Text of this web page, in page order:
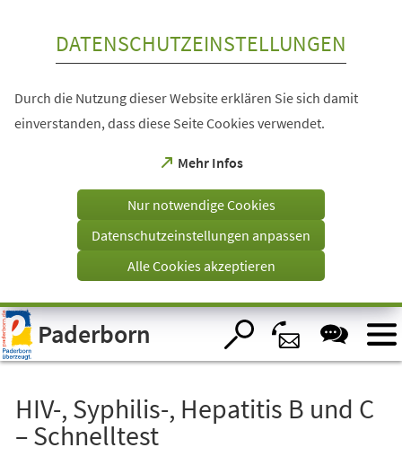
Visuelle
Assistenzsoftware
öffnen.
DATENSCHUTZEINSTELLUNGEN
Durch die Nutzung dieser Website erklären Sie sich damit
einverstanden, dass diese Seite Cookies verwendet.
Mehr Infos
(Öffnet
einem
Tab)
Nur notwendige Cookies
Datenschutzeinstellungen anpassen
Alle Cookies akzeptieren
Paderborn
HIV-, Syphilis-, Hepatitis B und C
– Schnelltest